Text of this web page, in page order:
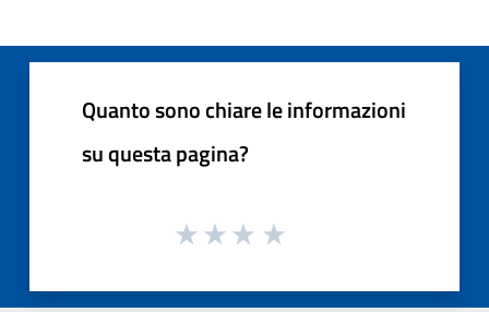
Quanto sono chiare le informazioni
su questa pagina?